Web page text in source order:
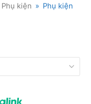
Phụ kiện » Phụ kiện